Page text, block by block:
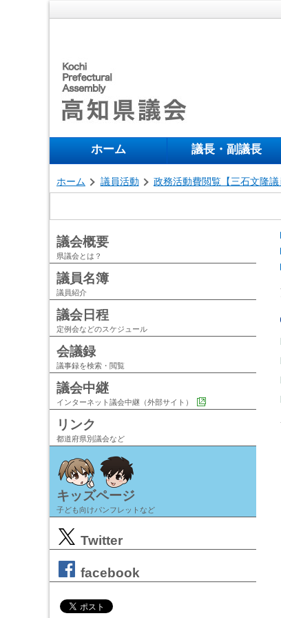
ホーム 議長・副議長
ホーム 議員活動 政務活動費閲覧【三石文隆議
議会概要
県議会とは？
議員名簿
議員紹介
議会日程
定例会などのスケジュール
会議録
議事録を検索・閲覧
議会中継
インターネット議会中継（外部サイト）
リンク
都道府県別議会など
キッズページ
子ども向けパンフレットなど
Twitter
facebook